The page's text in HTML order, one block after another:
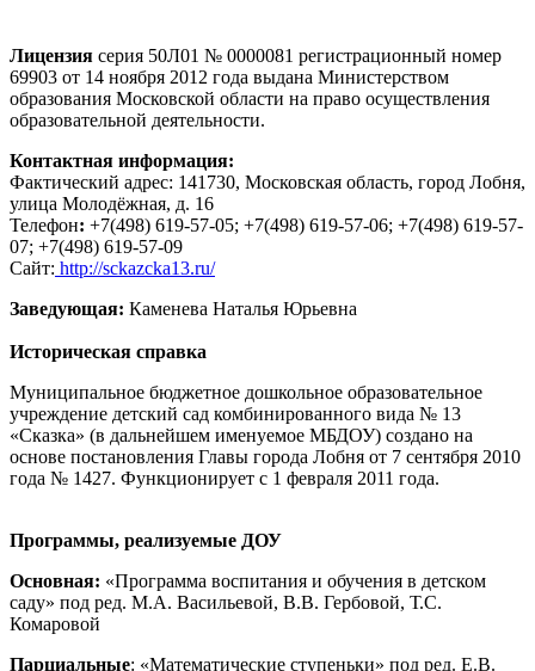
Лицензия серия 50Л01 № 0000081 регистрационный номер
69903 от 14 ноября 2012 года выдана Министерством
образования Московской области на право осуществления
образовательной деятельности.
Контактная информация:
Фактический адрес: 141730, Московская область, город Лобня,
улица Молодёжная, д. 16
Телефон: +7(498) 619-57-05; +7(498) 619-57-06; +7(498) 619-57-
07; +7(498) 619-57-09
Сайт: http://sckazcka13.ru/
Заведующая: Каменева Наталья Юрьевна
Историческая справка
Муниципальное бюджетное дошкольное образовательное
учреждение детский сад комбинированного вида № 13
«Сказка» (в дальнейшем именуемое МБДОУ) создано на
основе постановления Главы города Лобня от 7 сентября 2010
года № 1427. Функционирует с 1 февраля 2011 года.
Программы, реализуемые ДОУ
Основная: «Программа воспитания и обучения в детском
саду» под ред. М.А. Васильевой, В.В. Гербовой, Т.С.
Комаровой
Парциальные: «Математические ступеньки» под ред. Е.В.